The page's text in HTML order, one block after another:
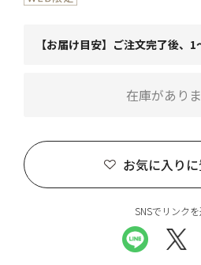
【お届け目安】ご注文完了後、
お気に入り
在庫があり
SNSでリンク